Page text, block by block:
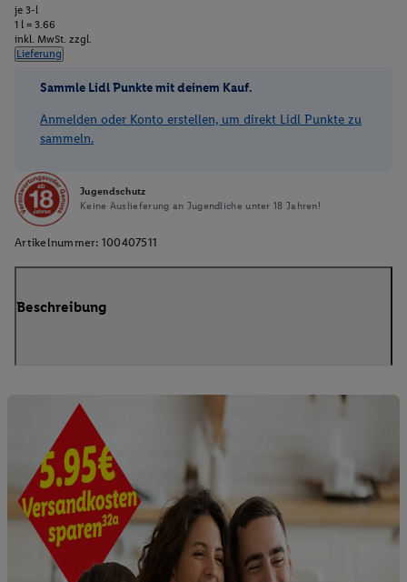
je 3-l
1 l = 3.66
inkl. MwSt. zzgl.
Lieferung
Sammle Lidl Punkte mit deinem Kauf.
Anmelden oder Konto erstellen, um direkt Lidl Punkte zu
sammeln.
Jugendschutz
Keine Auslieferung an Jugendliche unter 18 Jahren!
Artikelnummer: 100407511
Beschreibung